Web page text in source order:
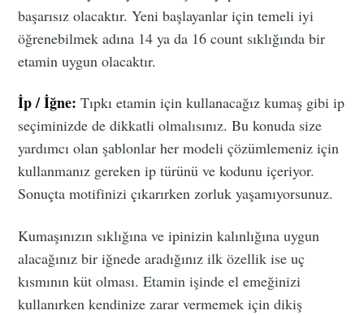
başarısız olacaktır. Yeni başlayanlar için temeli iyi
öğrenebilmek adına 14 ya da 16 count sıklığında bir
etamin uygun olacaktır.
İp / İğne: Tıpkı etamin için kullanacağız kumaş gibi ip
seçiminizde de dikkatli olmalısınız. Bu konuda size
yardımcı olan şablonlar her modeli çözümlemeniz için
kullanmanız gereken ip türünü ve kodunu içeriyor.
Sonuçta motifinizi çıkarırken zorluk yaşamıyorsunuz.
Kumaşınızın sıklığına ve ipinizin kalınlığına uygun
alacağınız bir iğnede aradığınız ilk özellik ise uç
kısmının küt olması. Etamin işinde el emeğinizi
kullanırken kendinize zarar vermemek için dikiş